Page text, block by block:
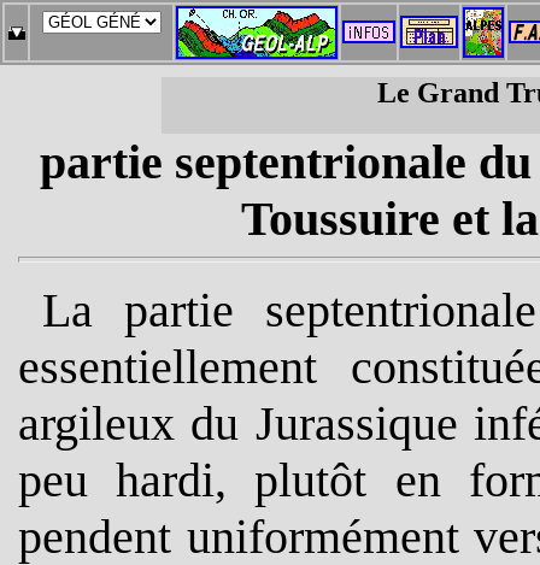
Le Grand
partie septentrionale
Toussuire et
La partie
essentiellement
argileux du Jurassique
peu hardi, plutôt en
pendent uniformément